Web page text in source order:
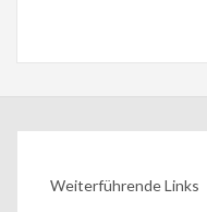
Weiterführende Links